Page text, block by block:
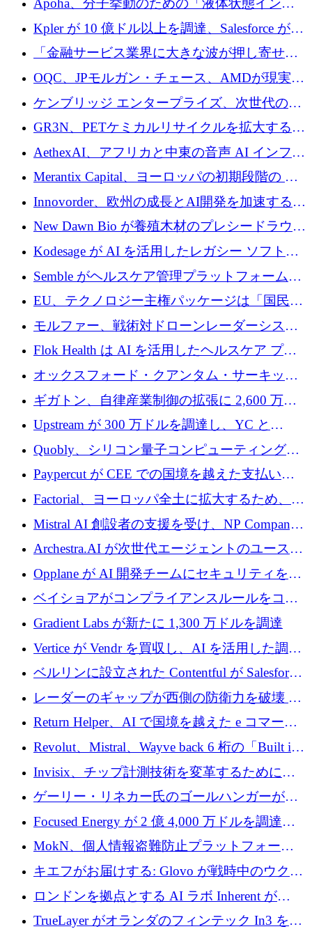
の資本シフトを呼びかけ
Apoha、分子挙動のための「液体状態インテ
リジェンス」を構築するために3,600万ドルを
かけてステルス状態から出現
Kpler が 10 億ドル以上を調達、Salesforce が
Contentful を買収、Built in Europe キャンペー
ンを開始
「金融サービス業界に大きな波が押し寄せて
いる」と「欧州初のAIネイティブ銀行」のボ
スが語る
OQC、JPモルガン・チェース、AMDが現実世
界のフィンテック・アプリケーションを探索
するためにQuantum-AIデータセンターを立ち
上げ
ケンブリッジ エンタープライズ、次世代のデ
ィープテック創設者向けにロンドンの出発点
を構築
GR3N、PETケミカルリサイクルを拡大するた
めにシリーズBで1,550万ユーロを調達
AethexAI、アフリカと中東の音声 AI インフラ
ストラクチャを構築するために 300 万ドルを
Merantix Capital、ヨーロッパの初期段階の AI
スタートアップ向けに 1 億 300 万ユーロのフ
ァンドを立ち上げる
Innovorder、欧州の成長とAI開発を加速するた
めに2,000万ユーロを確保
New Dawn Bio が養殖木材のプレシードラウン
ドで 210 万ユーロを調達
Kodesage が AI を活用したレガシー ソフトウ
ェアの最新化のために 660 万ドルを調達
Semble がヘルスケア管理プラットフォームを
拡大するためにシリーズ C で 3,000 万ポンド
を調達
EU、テクノロジー主権パッケージは「国民の
保護」に関するものだと発言
モルファー、戦術対ドローンレーダーシステ
ムを最前線に近づけるために150万ユーロを調
Flok Health は AI を活用したヘルスケア プラ
ットフォームの成長に 1,250 万ドルを投資
オックスフォード・クアンタム・サーキット
が「成人向け」2億6,000万ポンドの資金調達
ラウンドを獲得
ギガトン、自律産業制御の拡張に 2,600 万ド
ルを調達
Upstream が 300 万ドルを調達し、YC と
Xavier Niel が支援する共同 AI 受信箱を立ち上
げる
Quobly、シリコン量子コンピューティングの
商用化のためにシリーズ A で 1 億 1,500 万ユ
ーロを調達
Paypercut が CEE での国境を越えた支払いを
拡大するために 500 万ユーロを確保
Factorial、ヨーロッパ全土に拡大するため、25
億ドルの評価額で1億5,000万ドルのシリーズD
Mistral AI 創設者の支援を受け、NP Company
がエンジニアリング向け AI を推進するために
600 万ユーロのプレシードを確保
Archestra.AI が次世代エージェントのユースケ
ースを実現するために 1,000 万ドルを調達
Opplane が AI 開発チームにセキュリティをも
たらすために 450 万ユーロを調達
ベイショアがコンプライアンスルールをコー
ド化するために800万ドルを調達
Gradient Labs が新たに 1,300 万ドルを調達
Vertice が Vendr を買収し、AI を活用した調達
インテリジェンス プラットフォームを構築
ベルリンに設立された Contentful が Salesforce
に買収される
レーダーのギャップが西側の防衛力を破壊 —
そしてベルリンのチップスタートアップがそ
れを埋める
Return Helper、AI で国境を越えた e コマース
の返品を利益に変えるシリーズ A で 400 万ド
ルを調達
Revolut、Mistral、Wayve back 6 桁の「Built in
Europe」キャンペーン
Invisix、チップ計測技術を変革するために
2,000 万ユーロのシードラウンドを完了
ゲーリー・リネカー氏のゴールハンガーがVC
事業を開始
Focused Energy が 2 億 4,000 万ドルを調達、
TrueLayer が In3 を買収、ロンドンが首位の座
を奪還
MokN、個人情報盗難防止プラットフォーム
の成長のためにシリーズ A で 1,500 万ドルを
調達
キエフがお届けする: Glovo が戦時中のウクラ
イナで最も急速に成長する市場の 1 つをどの
ように拡大したか
ロンドンを拠点とする AI ラボ Inherent が
5,000 万ドルの資金調達でステルスから浮上
TrueLayer がオランダのフィンテック In3 を買